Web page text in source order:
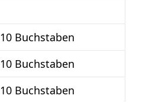
10 Buchstaben
10 Buchstaben
10 Buchstaben